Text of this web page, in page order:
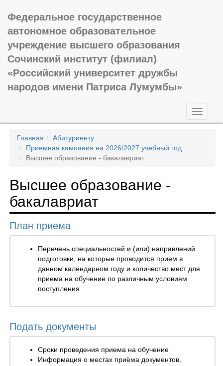
Федеральное государственное
автономное образовательное
учреждение высшего образования
Сочинский институт (филиал)
«Российский университет дружбы
народов имени Патриса Лумумбы»
Toggle
Главная
Абитуриенту
Приемная кампания на 2026/2027 учебный год
Высшее образование - бакалавриат
Высшее образование -
бакалавриат
План приема
Перечень специальностей и (или) направлений
подготовки, на которые проводится прием в
данном календарном году и количество мест для
приема на обучение по различным условиям
поступления
Подать документы
Сроки проведения приема на обучение
Информация о местах приёма документов,